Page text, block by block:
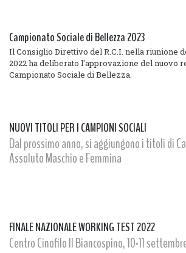
Campionato Sociale di Bellezza 2023
Il Consiglio Direttivo del R.C.I. nella riunione
2022 ha deliberato l'approvazione del nuovo
Campionato Sociale di Bellezza.
NUOVI TITOLI PER I CAMPIONI SOCIALI
Dal prossimo anno, si aggiungono i titoli di
Assoluto Maschio e Femmina
FINALE NAZIONALE WORKING TEST 2022
Centro Cinofilo Il Biancospino, 10-11